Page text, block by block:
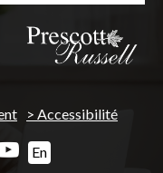
Accessibilité
En